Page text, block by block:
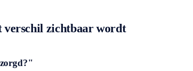
verschil zichtbaar wordt